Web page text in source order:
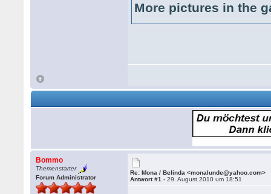
More pictures in the
Bommo
Themenstarter
Forum Administrator
Re: Mona / Belinda <monalunde@yahoo.com>
Antwort #1 -29. August 2010 um 18:51